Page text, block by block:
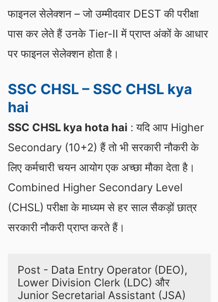
फाइनल सेलेक्शन – जो उम्मीदवार DEST की परीक्षा
पास कर लेते हैं उनके Tier-II में प्राप्त अंकों के आधार
पर फाइनल सेलेक्शन होता है।
SSC CHSL – SSC CHSL kya
hai
SSC CHSL kya hota hai : यदि आप Higher
Secondary (10+2) हैं तो भी सरकारी नौकरी के
लिए कर्मचारी चयन आयोग एक अच्छा मौका देता है।
Combined Higher Secondary Level
(CHSL) परीक्षा के माध्यम से हर साल सैकड़ों छात्र
सरकारी नौकरी प्राप्त करते हैं।
Post - Data Entry Operator (DEO),
Lower Division Clerk (LDC) और
Junior Secretarial Assistant (JSA)